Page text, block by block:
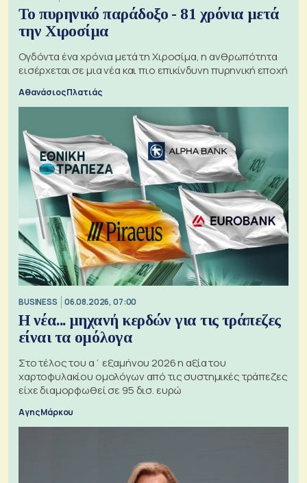
Το πυρηνικό παράδοξο - 81 χρόνια μετά
την Χιροσίμα
Ογδόντα ένα χρόνια μετά τη Χιροσίμα, η ανθρωπότητα
εισέρχεται σε μια νέα και πιο επικίνδυνη πυρηνική εποχή
Αθανάσιος Πλατιάς
BUSINESS 06.08.2026, 07:00
Η νέα... μηχανή κερδών για τις τράπεζες
είναι τα ομόλογα
Στο τέλος του α΄ εξαμήνου 2026 η αξία του
χαρτοφυλακίου ομολόγων από τις συστημικές τράπεζες
είχε διαμορφωθεί σε 95 δισ. ευρώ
Αγης Μάρκου